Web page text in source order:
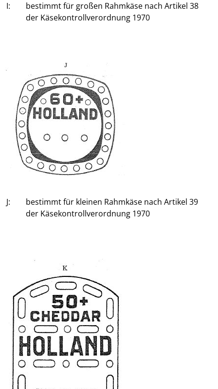
I:
bestimmt für großen Rahmkäse nach Artikel 38
der Käsekontrollverordnung 1970
J:
bestimmt für kleinen Rahmkäse nach Artikel 39
der Käsekontrollverordnung 1970